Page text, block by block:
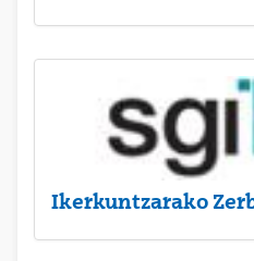
Ikerkuntzarako